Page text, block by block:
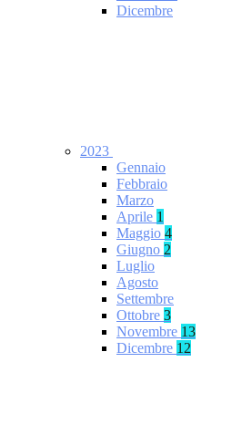
Dicembre
2023
Gennaio
Febbraio
Marzo
Aprile 1
Maggio 4
Giugno 2
Luglio
Agosto
Settembre
Ottobre 3
Novembre 13
Dicembre 12